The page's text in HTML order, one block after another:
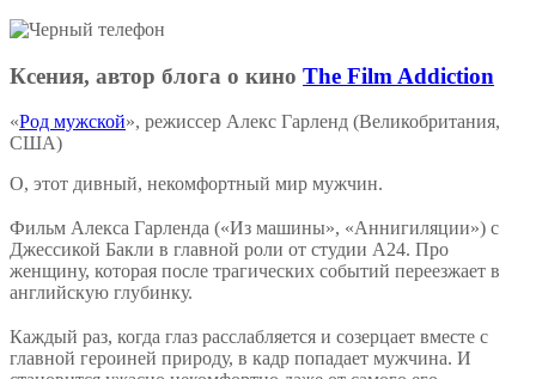
Ксения, автор блога о кино The Film Addiction
«Род мужской», режиссер Алекс Гарленд (Великобритания,
США)
О, этот дивный, некомфортный мир мужчин.
Фильм Алекса Гарленда («Из машины», «Аннигиляции») с
Джессикой Бакли в главной роли от студии A24. Про
женщину, которая после трагических событий переезжает в
английскую глубинку.
Каждый раз, когда глаз расслабляется и созерцает вместе с
главной героиней природу, в кадр попадает мужчина. И